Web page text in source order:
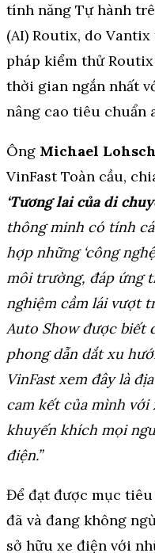
tính năng Tự hành
(AI) Routix, do
pháp kiểm thử
thời gian ngắn nhất
nâng cao tiêu chuẩn
Ông Michael
VinFast Toàn cầu,
‘Tương lai của di
thông minh có tính
hợp những ‘công
môi trường, đáp ứng
nghiệm cầm lái vượt
Auto Show được biết
phong dẫn dắt xu
VinFast xem đây là
cam kết của mình với
khuyến khích mọi
điện.”
Để đạt được mục
đã và đang không
sở hữu xe điện với